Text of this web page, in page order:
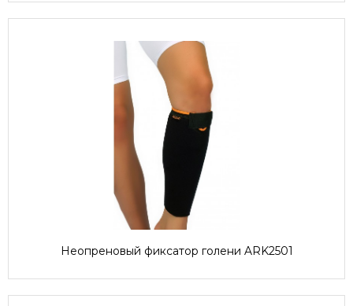
Неопреновый фиксатор голени ARK2501